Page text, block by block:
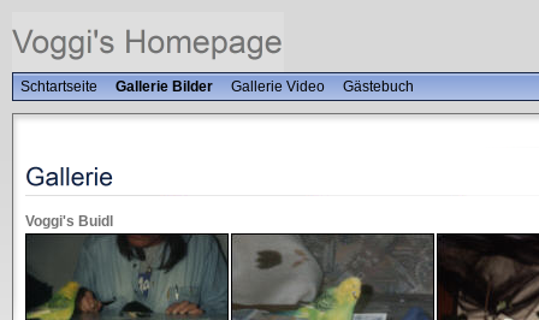
Schtartseite Gallerie Bilder Gallerie Video Gästebuch
Voggi's Buidl